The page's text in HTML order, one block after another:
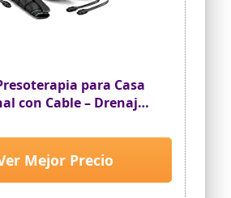
para Casa
con Cable – Drenaje
– Sistema Completo
(Equipo Completo
Equipo Completo)
Mejor Precio